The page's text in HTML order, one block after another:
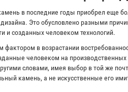
в последние годы приобрел еще
Это обусловлено разными
и созданных человеком технологий.
в возрастании
человеком на
словами, имея выбор в той же
камень, а не искусственные его